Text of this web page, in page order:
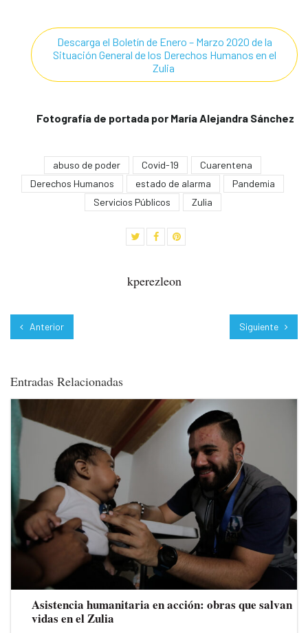
Descarga el Boletín de Enero – Marzo 2020 de la
Situación General de los Derechos Humanos en el
Zulia
Fotografía de portada por María Alejandra Sánchez
abuso de poder Covid-19
Cuarentena
Derechos Humanos
estado de alarma
Pandemia
Servicios Públicos
Zulia
kperezleon
Anterior Siguiente
Entradas Relacionadas
Asistencia humanitaria en acción: obras que salvan
vidas en el Zulia